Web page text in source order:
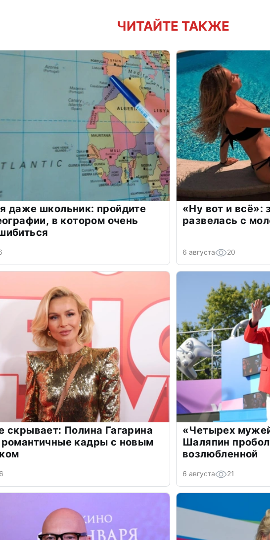
ЧИТАЙТЕ ТАКЖЕ
даже школьник: пройдите
в котором очень
«Ну вот и всё»:
развелась с
6 августа 20
скрывает: Полина Гагарина
романтичные кадры с новым
«Четырех
Шаляпин
возлюбленной
6 августа 21